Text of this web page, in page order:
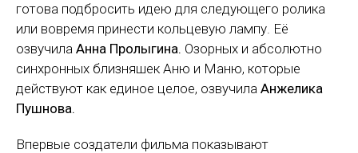
готова подбросить идею для следующего ролика
или вовремя принести кольцевую лампу. Её
озвучила Анна Пролыгина. Озорных и абсолютно
синхронных близняшек Аню и Маню, которые
действуют как единое целое, озвучила Анжелика
Пушнова.
Впервые создатели фильма показывают